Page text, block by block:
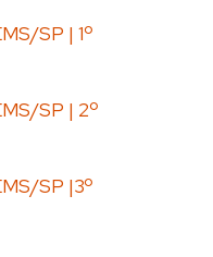
SP | 1º
SP | 2º
SP |3º